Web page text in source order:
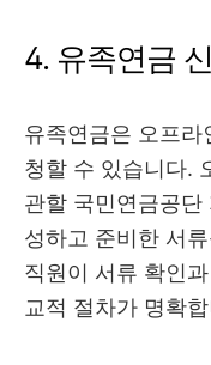
4. 유족연금
유족연금은 오프라
청할 수 있습니다.
관할 국민연금공
성하고 준비한 서
직원이 서류 확인
교적 절차가 명확